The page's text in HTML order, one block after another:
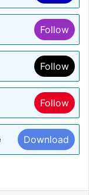
Follow
Follow
Follow
Download